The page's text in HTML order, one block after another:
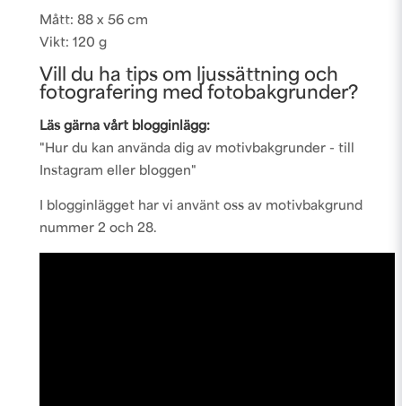
Mått: 88 x 56 cm
Vikt: 120 g
Vill du ha tips om ljussättning och
fotografering med fotobakgrunder?
Läs gärna vårt blogginlägg:
"Hur du kan använda dig av motivbakgrunder - till
Instagram eller bloggen"
I blogginlägget har vi använt oss av motivbakgrund
nummer 2 och 28.